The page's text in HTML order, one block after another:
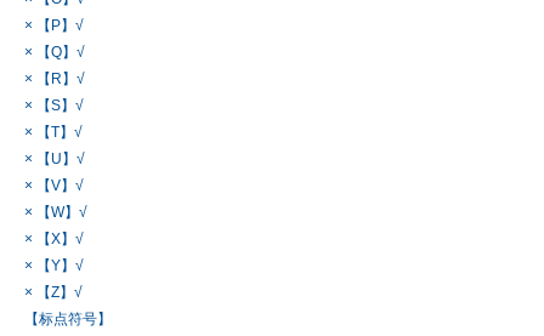
× 【P】√
× 【Q】√
× 【R】√
× 【S】√
× 【T】√
× 【U】√
× 【V】√
× 【W】√
× 【X】√
× 【Y】√
× 【Z】√
【标点符号】